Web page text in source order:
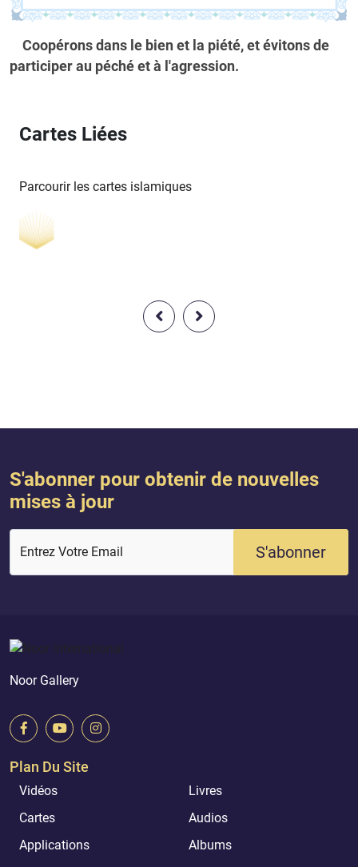
Coopérons dans le bien et la piété, et évitons de
participer au péché et à l'agression.
Cartes Liées
Parcourir les cartes islamiques
S'abonner pour obtenir de nouvelles
mises à jour
Entrez Votre Email S'abonner
Noor Gallery
Plan Du Site
Vidéos
Livres
Cartes
Audios
Applications
Albums